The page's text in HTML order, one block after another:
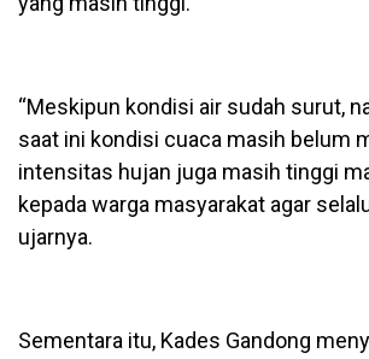
“Meskipun kondisi air sudah surut,
saat ini kondisi cuaca masih belum
intensitas hujan juga masih tinggi
kepada warga masyarakat agar
ujarnya.
Sementara itu, Kades Gandong